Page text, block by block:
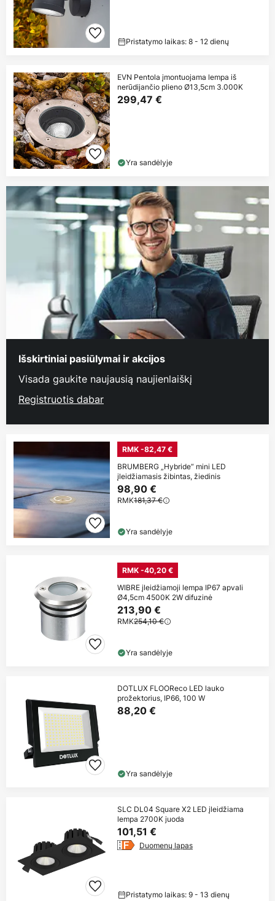
Pristatymo laikas: 8 - 12 dienų
EVN Pentola įmontuojama lempa iš
nerūdijančio plieno Ø13,5cm 3.000K
299,47 €
Yra sandėlyje
Išskirtiniai pasiūlymai ir akcijos
Visada gaukite naujausią naujienlaiškį
Registruotis dabar
RMK -82,47 €
BRUMBERG „Hybride“ mini LED
įleidžiamasis žibintas, žiedinis
98,90 €
RMK181,37 €
Yra sandėlyje
RMK -40,20 €
WIBRE įleidžiamoji lempa IP67 apvali
Ø4,5cm 4500K 2W difuzinė
213,90 €
RMK254,10 €
Yra sandėlyje
DOTLUX FLOOReco LED lauko
prožektorius, IP66, 100 W
88,20 €
Yra sandėlyje
SLC DL04 Square X2 LED įleidžiama
lempa 2700K juoda
101,51 €
Duomenų lapas
Pristatymo laikas: 9 - 13 dienų